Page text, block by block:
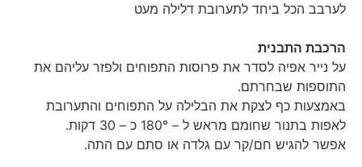
לערבב הכל ביחד לתערובת דלילה מעט
הרכבת התבנית
על נייר אפיה לסדר את פרוסות התפוחים ולפזר עליהם את
התוספות שבחרתם.
באמצעות כף לצקת את הבלילה על התפוחים והתערובת
לאפות בתנור שחומם מראש ל – 180° כ – 30 דקות.
אפשר להגיש חם/קר עם גלדה או סתם עם התה.